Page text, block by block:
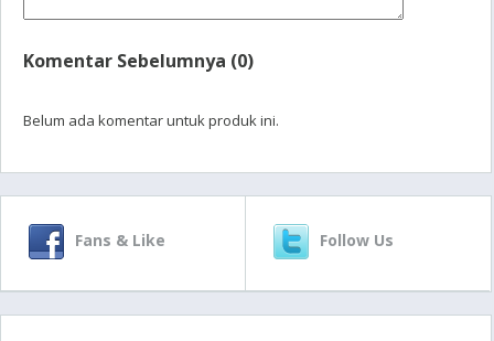
Komentar Sebelumnya (0)
Belum ada komentar untuk produk ini.
Fans & Like Follow Us